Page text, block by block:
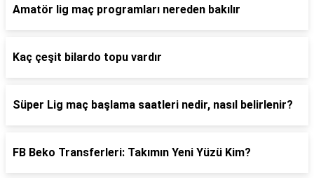
Amatör lig maç programları nereden bakılır
Kaç çeşit bilardo topu vardır
Süper Lig maç başlama saatleri nedir, nasıl belirlenir?
FB Beko Transferleri: Takımın Yeni Yüzü Kim?